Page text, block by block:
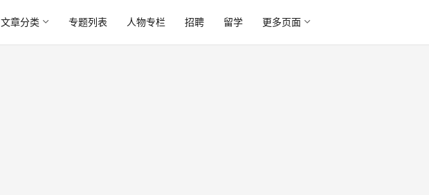
文章分类 专题列表 人物专栏 招聘 留学 更多页面